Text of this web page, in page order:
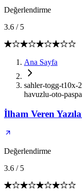
Değerlendirme
3.6 / 5
Ana Sayfa
sahler-togg-t10x-
havuzlu-oto-
İlham Veren
Değerlendirme
3.6 / 5